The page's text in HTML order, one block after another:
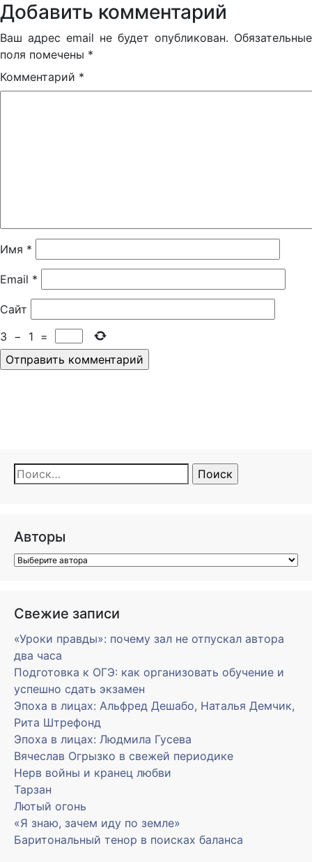
Добавить комментарий
Ваш адрес email не будет опубликован. Обязательные
поля помечены *
Комментарий *
Имя *
Email *
Сайт
3 − 1 =
Найти:
Авторы
Свежие записи
«Уроки правды»: почему зал не отпускал автора
два часа
Подготовка к ОГЭ: как организовать обучение и
успешно сдать экзамен
Эпоха в лицах: Альфред Дешабо, Наталья Демчик,
Рита Штрефонд
Эпоха в лицах: Людмила Гусева
Вячеслав Огрызко в свежей периодике
Нерв войны и кранец любви
Тарзан
Лютый огонь
«Я знаю, зачем иду по земле»
Баритональный тенор в поисках баланса